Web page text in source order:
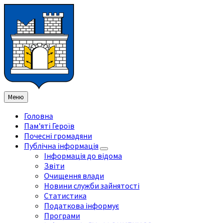
змісту
ліву
бічну
панель
нижнього
колонтитула
Меню
Головна
Пам'яті Героїв
Почесні громадяни
Публічна інформація
Інформація до відома
Звіти
Очищення влади
Новини служби зайнятості
Статистика
Податкова інформує
Програми